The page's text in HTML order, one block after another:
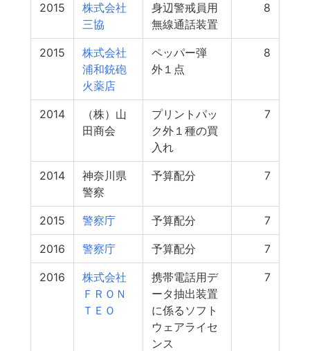
2015
株式会社
三協
身辺警戒員用
無線通話装置
8
2015
株式会社
浦和銃砲
火薬店
ペッパー弾
外１点
8
2014
（株）山
田商会
プリントパッ
ク外１種の買
入れ
7
2014
神奈川県
警察
予算配分 7
2015 警察庁 予算配分 7
2016 警察庁 予算配分 7
2016
株式会社
ＦＲＯＮ
ＴＥＯ
携帯電話用デ
ータ抽出装置
に係るソフト
ウェアライセ
ンス
7